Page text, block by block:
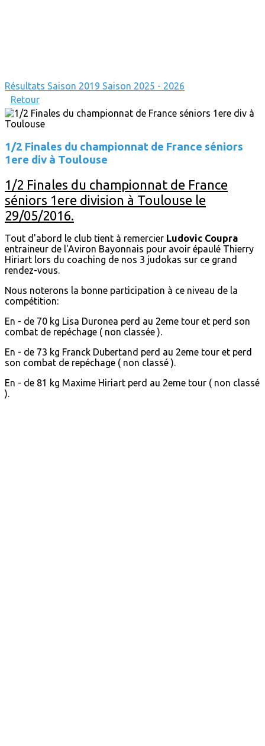
Résultats Saison 2019 Saison 2025 - 2026
Retour
1/2 Finales du championnat de France séniors
1ere div à Toulouse
1/2 Finales du championnat de France
séniors 1ere division à Toulouse le
29/05/2016.
Tout d'abord le club tient à remercier Ludovic Coupra
entraineur de l'Aviron Bayonnais pour avoir épaulé Thierry
Hiriart lors du coaching de nos 3 judokas sur ce grand
rendez-vous.
Nous noterons la bonne participation à ce niveau de la
compétition:
En - de 70 kg Lisa Duronea perd au 2eme tour et perd son
combat de repéchage ( non classée ).
En - de 73 kg Franck Dubertand perd au 2eme tour et perd
son combat de repéchage ( non classé ).
En - de 81 kg Maxime Hiriart perd au 2eme tour ( non classé
).